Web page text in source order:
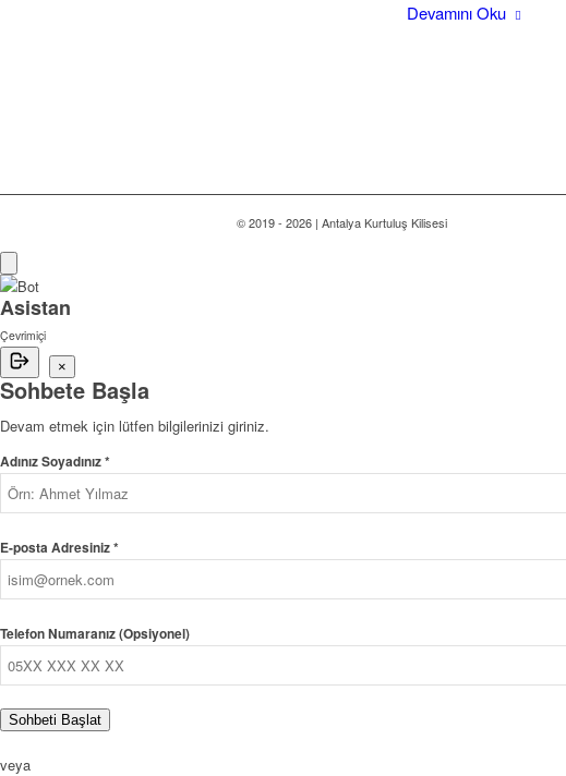
Devamını Oku
© 2019 - 2026 | Antalya Kurtuluş Kilisesi
Asistan
Çevrimiçi
×
Sohbete Başla
Devam etmek için lütfen bilgilerinizi giriniz.
Adınız Soyadınız *
E-posta Adresiniz *
Telefon Numaranız (Opsiyonel)
Sohbeti Başlat
veya